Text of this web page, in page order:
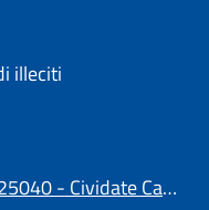
illeciti
Cividate Camuno (BS)